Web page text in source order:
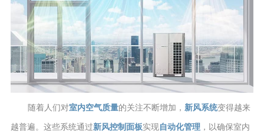
随着人们对室内空气质量的关注不断增加， 新风系统变得越来
越普遍。这些系统通过新风控制面板实现自动化管理，以确保室内